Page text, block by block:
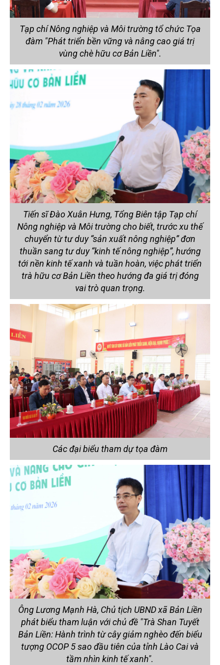
Tạp chí Nông nghiệp và Môi trường tổ chức Tọa
đàm "Phát triển bền vững và nâng cao giá trị
vùng chè hữu cơ Bản Liền".
Tiến sĩ Đào Xuân Hưng, Tổng Biên tập Tạp chí
Nông nghiệp và Môi trường cho biết, trước xu thế
chuyển từ tư duy “sản xuất nông nghiệp” đơn
thuần sang tư duy “kinh tế nông nghiệp”, hướng
tới nền kinh tế xanh và tuần hoàn, việc phát triển
trà hữu cơ Bản Liền theo hướng đa giá trị đóng
vai trò quan trọng.
Các đại biểu tham dự tọa đàm
Ông Lương Mạnh Hà, Chủ tịch UBND xã Bản Liền
phát biểu tham luận với chủ đề "Trà Shan Tuyết
Bản Liền: Hành trình từ cây giảm nghèo đến biểu
tượng OCOP 5 sao đầu tiên của tỉnh Lào Cai và
tầm nhìn kinh tế xanh".